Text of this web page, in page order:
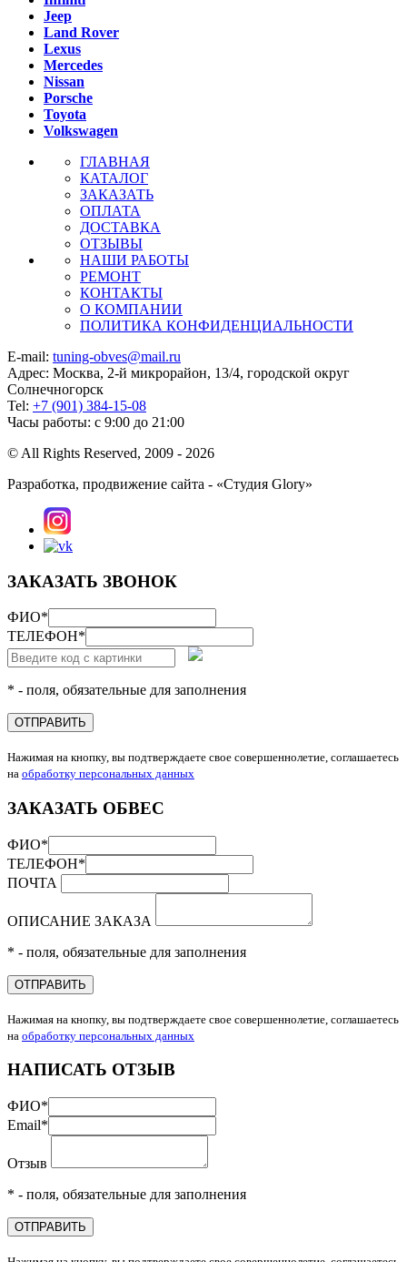
Jeep
Land Rover
Lexus
Mercedes
Nissan
Porsche
Toyota
Volkswagen
ГЛАВНАЯ
КАТАЛОГ
ЗАКАЗАТЬ
ОПЛАТА
ДОСТАВКА
ОТЗЫВЫ
НАШИ РАБОТЫ
РЕМОНТ
КОНТАКТЫ
О КОМПАНИИ
ПОЛИТИКА КОНФИДЕНЦИАЛЬНОСТИ
E-mail: tuning-obves@mail.ru
Адрес: Москва, 2-й микрорайон, 13/4, городской округ
Солнечногорск
Tel: +7 (901) 384-15-08
Часы работы: с 9:00 до 21:00
© All Rights Reserved, 2009 - 2026
Разработка, продвижение сайта - «Студия Glory»
ЗАКАЗАТЬ ЗВОНОК
ФИО*
ТЕЛЕФОН*
* - поля, обязательные для заполнения
ОТПРАВИТЬ
Нажимая на кнопку, вы подтверждаете свое совершеннолетие, соглашаетесь
на обработку персональных данных
ЗАКАЗАТЬ ОБВЕС
ФИО*
ТЕЛЕФОН*
ПОЧТА
ОПИСАНИЕ ЗАКАЗА
* - поля, обязательные для заполнения
ОТПРАВИТЬ
Нажимая на кнопку, вы подтверждаете свое совершеннолетие, соглашаетесь
на обработку персональных данных
НАПИСАТЬ ОТЗЫВ
ФИО*
Email*
Отзыв
* - поля, обязательные для заполнения
ОТПРАВИТЬ